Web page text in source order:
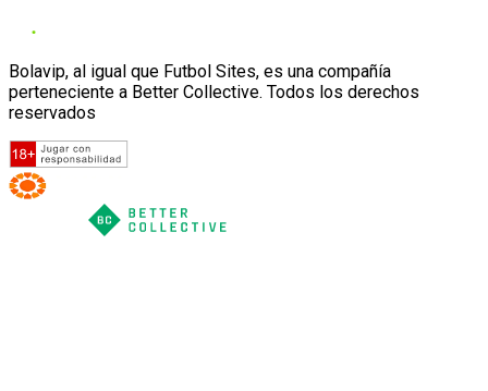
Bolavip, al igual que Futbol Sites, es una compañía
perteneciente a Better Collective. Todos los derechos
reservados